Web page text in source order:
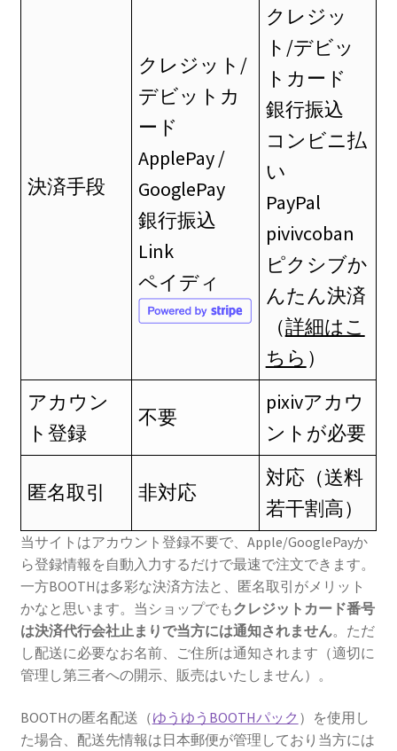
決済手段
クレジット/
デビットカ
ード
ApplePay /
GooglePay
銀行振込
Link
ペイディ
クレジッ
ト/デビッ
トカード
銀行振込
コンビニ払
い
PayPal
pivivcoban
ピクシブか
んたん決済
（詳細はこ
ちら ）
アカウン
ト登録
不要
pixivアカウ
ントが必要
匿名取引 非対応
対応（送料
若干割高）
当サイトはアカウント登録不要で、Apple/GooglePayか
ら登録情報を自動入力するだけで最速で注文できます。
一方BOOTHは多彩な決済方法と、匿名取引がメリット
かなと思います。当ショップでもクレジットカード番号
は決済代行会社止まりで当方には通知されません。ただ
し配送に必要なお名前、ご住所は通知されます（適切に
管理し第三者への開示、販売はいたしません）。
BOOTHの匿名配送（ゆうゆうBOOTHパック ）を使用し
た場合、配送先情報は日本郵便が管理しており当方には